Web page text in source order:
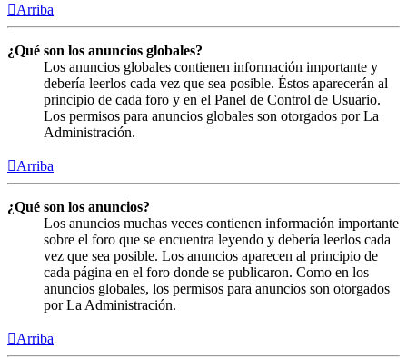
Arriba
¿Qué son los anuncios globales?
Los anuncios globales contienen información importante y
debería leerlos cada vez que sea posible. Éstos aparecerán al
principio de cada foro y en el Panel de Control de Usuario.
Los permisos para anuncios globales son otorgados por La
Administración.
Arriba
¿Qué son los anuncios?
Los anuncios muchas veces contienen información importante
sobre el foro que se encuentra leyendo y debería leerlos cada
vez que sea posible. Los anuncios aparecen al principio de
cada página en el foro donde se publicaron. Como en los
anuncios globales, los permisos para anuncios son otorgados
por La Administración.
Arriba